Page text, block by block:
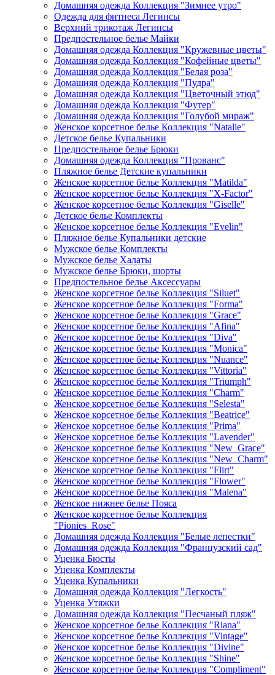
Домашняя одежда Коллекция "Зимнее утро"
Одежда для фитнеса Легинсы
Верхний трикотаж Легинсы
Предпостельное белье Майки
Домашняя одежда Коллекция "Кружевные цветы"
Домашняя одежда Коллекция "Кофейные цветы"
Домашняя одежда Коллекция "Белая роза"
Домашняя одежда Коллекция "Пудра"
Домашняя одежда Коллекция "Цветочный этюд"
Домашняя одежда Коллекция "Футер"
Домашняя одежда Коллекция "Голубой мираж"
Женское корсетное белье Коллекция "Natalie"
Детское белье Купальники
Предпостельное белье Брюки
Домашняя одежда Коллекция "Прованс"
Пляжное белье Детские купальники
Женское корсетное белье Коллекция "Matilda"
Женское корсетное белье Коллекция "X-Factor"
Женское корсетное белье Коллекция "Giselle"
Детское белье Комплекты
Женское корсетное белье Коллекция "Evelin"
Пляжное белье Купальники детские
Мужское белье Комплекты
Мужское белье Халаты
Мужское белье Брюки, шорты
Предпостельное белье Аксессуары
Женское корсетное белье Коллекция "Siluet"
Женское корсетное белье Коллекция "Forma"
Женское корсетное белье Коллекция "Grace"
Женское корсетное белье Коллекция "Afina"
Женское корсетное белье Коллекция "Diva"
Женское корсетное белье Коллекция "Monica"
Женское корсетное белье Коллекция "Nuance"
Женское корсетное белье Коллекция "Vittoria"
Женское корсетное белье Коллекция "Triumph"
Женское корсетное белье Коллекция "Charm"
Женское корсетное белье Коллекция "Selesta"
Женское корсетное белье Коллекция "Beatrice"
Женское корсетное белье Коллекция "Prima"
Женское корсетное белье Коллекция "Lavender"
Женское корсетное белье Коллекция "New_Grace"
Женское корсетное белье Коллекция "New_Charm"
Женское корсетное белье Коллекция "Flirt"
Женское корсетное белье Коллекция "Flower"
Женское корсетное белье Коллекция "Malena"
Женское нижнее белье Пояса
Женское корсетное белье Коллекция
"Pionies_Rose"
Домашняя одежда Коллекция "Белые лепестки"
Домашняя одежда Коллекция "Французский сад"
Уценка Бюсты
Уценка Комплекты
Уценка Купальники
Домашняя одежда Коллекция "Легкость"
Уценка Утяжки
Домашняя одежда Коллекция "Песчаный пляж"
Женское корсетное белье Коллекция "Riana"
Женское корсетное белье Коллекция "Vintage"
Женское корсетное белье Коллекция "Divine"
Женское корсетное белье Коллекция "Shine"
Женское корсетное белье Коллекция "Compliment"